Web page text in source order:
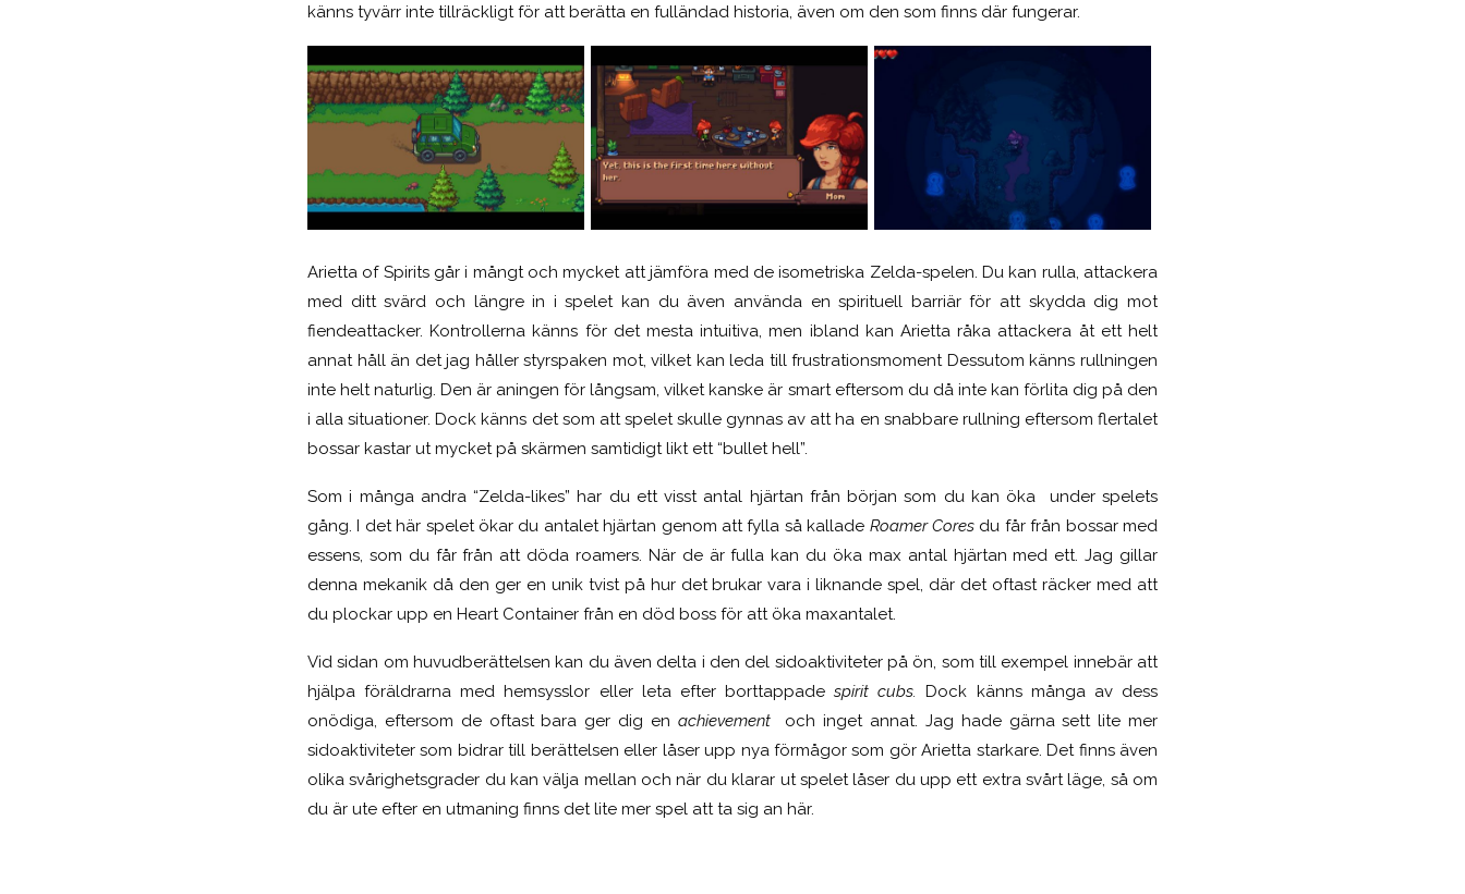
känns tyvärr inte tillräckligt för att berätta en fulländad historia, även om den som finns där fungerar.
Arietta of Spirits går i mångt och mycket att jämföra med de isometriska Zelda-spelen. Du kan rulla, attackera
med ditt svärd och längre in i spelet kan du även använda en spirituell barriär för att skydda dig mot
fiendeattacker. Kontrollerna känns för det mesta intuitiva, men ibland kan Arietta råka attackera åt ett helt
annat håll än det jag håller styrspaken mot, vilket kan leda till frustrationsmoment Dessutom känns rullningen
inte helt naturlig. Den är aningen för långsam, vilket kanske är smart eftersom du då inte kan förlita dig på den
i alla situationer. Dock känns det som att spelet skulle gynnas av att ha en snabbare rullning eftersom flertalet
bossar kastar ut mycket på skärmen samtidigt likt ett “bullet hell”.
Som i många andra “Zelda-likes” har du ett visst antal hjärtan från början som du kan öka under spelets
gång. I det här spelet ökar du antalet hjärtan genom att fylla så kallade Roamer Cores du får från bossar med
essens, som du får från att döda roamers. När de är fulla kan du öka max antal hjärtan med ett. Jag gillar
denna mekanik då den ger en unik tvist på hur det brukar vara i liknande spel, där det oftast räcker med att
du plockar upp en Heart Container från en död boss för att öka maxantalet.
Vid sidan om huvudberättelsen kan du även delta i den del sidoaktiviteter på ön, som till exempel innebär att
hjälpa föräldrarna med hemsysslor eller leta efter borttappadespirit cubs. Dock känns många av dess
onödiga, eftersom de oftast bara ger dig en achievement och inget annat. Jag hade gärna sett lite mer
sidoaktiviteter som bidrar till berättelsen eller låser upp nya förmågor som gör Arietta starkare. Det finns även
olika svårighetsgrader du kan välja mellan och när du klarar ut spelet låser du upp ett extra svårt läge, så om
du är ute efter en utmaning finns det lite mer spel att ta sig an här.